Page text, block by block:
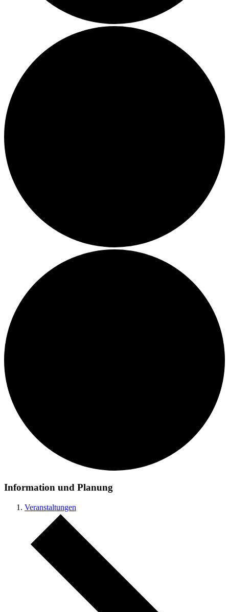
Information und Planung
Veranstaltungen